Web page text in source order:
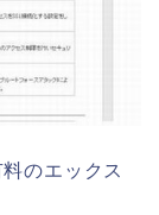
のエックス